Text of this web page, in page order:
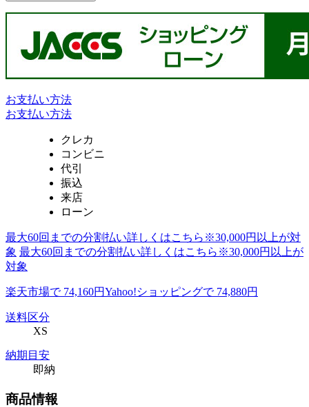
お支払い方法
お支払い方法
クレカ
コンビニ
代引
振込
来店
ローン
最大60回までの分割払い詳しくはこちら※30,000円以上が対
象 最大60回までの分割払い詳しくはこちら※30,000円以上が
対象
楽天市場で 74,160円Yahoo!ショッピングで 74,880円
送料区分
XS
納期目安
即納
商品情報